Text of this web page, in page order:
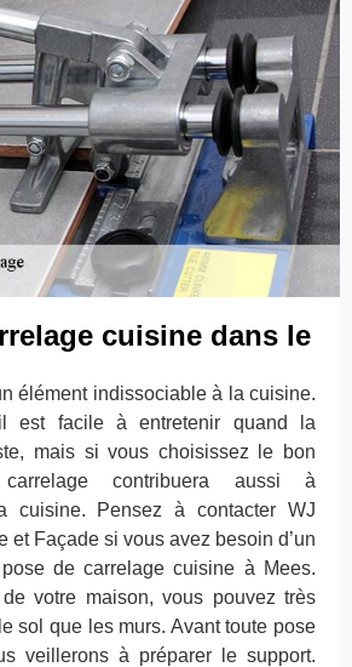
cuisine dans le
élément indissociable à la cuisine.
est facile à entretenir quand la
mais si vous choisissez le bon
contribuera aussi à
cuisine. Pensez à contacter WJ
et Façade si vous avez besoin d’un
de carrelage cuisine à Mees.
votre maison, vous pouvez très
sol que les murs. Avant toute pose
veillerons à préparer le support.